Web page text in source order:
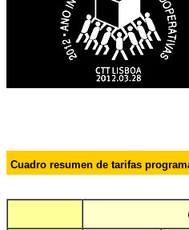
Cuadro resumen de tarifas